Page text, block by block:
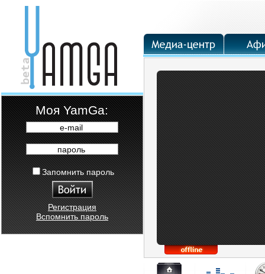
Moя YamGa:
e-mail
пароль
Запомнить пароль
Регистрация
Вспомнить пароль